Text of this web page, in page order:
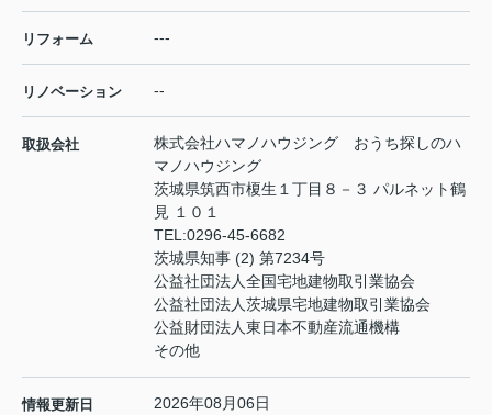
リフォーム ---
リノベーション --
取扱会社
株式会社ハマノハウジング おうち探しのハ
マノハウジング
茨城県筑西市榎生１丁目８－３ パルネット鶴
見 １０１
TEL:0296-45-6682
茨城県知事 (2) 第7234号
公益社団法人全国宅地建物取引業協会
公益社団法人茨城県宅地建物取引業協会
公益財団法人東日本不動産流通機構
その他
情報更新日 2026年08月06日